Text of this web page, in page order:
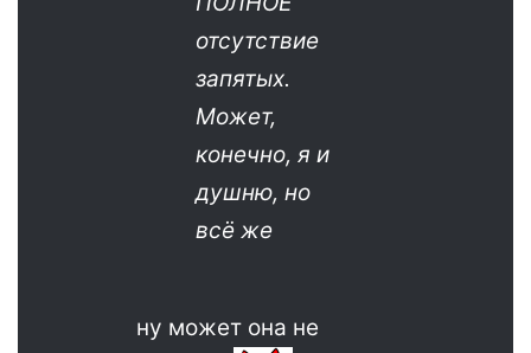
отсутствие
запятых.
Может,
конечно, я и
душню, но
всё же
ну может она не